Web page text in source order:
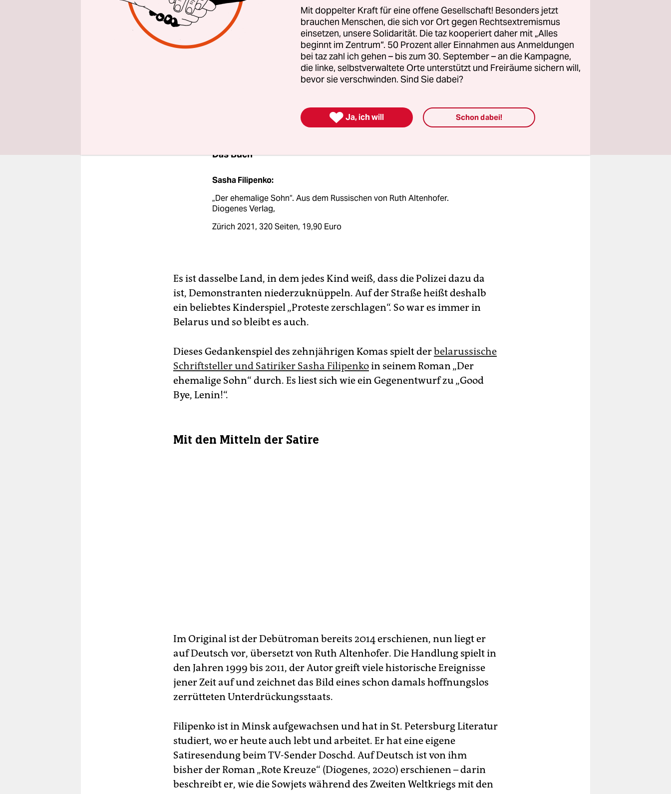
jetzt das Internet über die Luft empfangen kann –, sonst aber ist vieles
im Land gleich geblieben.
Immer noch gibt es einen Präsidenten, dessen Eishockeyteam stets
gewinnt und der seine Gegner und Feinde wegsperrt und
verschwinden lässt. Immer noch schwärmen sie in den Nachrichten
Das Buch
Sasha Filipenko:
„Der ehemalige Sohn“. Aus dem Russischen von Ruth Altenhofer.
Diogenes Verlag,
Zürich 2021, 320 Seiten, 19,90 Euro
Es ist dasselbe Land, in dem jedes Kind weiß, dass die Polizei dazu da
ist, Demonstranten niederzuknüppeln. Auf der Straße heißt deshalb
ein beliebtes Kinderspiel „Proteste zerschlagen“. So war es immer in
Belarus und so bleibt es auch.
Dieses Gedankenspiel des zehnjährigen Komas spielt derbelarussische
Schriftsteller und Satiriker Sasha Filipenkoin seinem Roman „Der
ehemalige Sohn“ durch. Es liest sich wie ein Gegenentwurf zu „Good
Bye, Lenin!“.
Mit den Mitteln der Satire
Im Original ist der Debütroman bereits 2014 erschienen, nun liegt er
auf Deutsch vor, übersetzt von Ruth Altenhofer. Die Handlung spielt in
den Jahren 1999 bis 2011, der Autor greift viele historische Ereignisse
jener Zeit auf und zeichnet das Bild eines schon damals hoffnungslos
zerrütteten Unterdrückungsstaats.
Filipenko ist in Minsk aufgewachsen und hat in St. Petersburg Literatur
studiert, wo er heute auch lebt und arbeitet. Er hat eine eigene
Satiresendung beim TV-Sender Doschd. Auf Deutsch ist von ihm
bisher der Roman „Rote Kreuze“ (Diogenes, 2020) erschienen – darin
beschreibt er, wie die Sowjets während des Zweiten Weltkriegs mit den
Mit doppelter Kraft für eine offene Gesellschaft! Besonders jetzt
brauchen Menschen, die sich vor Ort gegen Rechtsextremismus
einsetzen, unsere Solidarität. Die taz kooperiert daher mit „Alles
beginnt im Zentrum“. 50 Prozent aller Einnahmen aus Anmeldungen
bei taz zahl ich gehen – bis zum 30. September – an die Kampagne,
die linke, selbstverwaltete Orte unterstützt und Freiräume sichern will,
bevor sie verschwinden. Sind Sie dabei?
 Ja, ich will Schon dabei!